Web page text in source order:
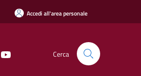
Accedi all'area personale
Cerca